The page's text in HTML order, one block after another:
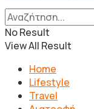
No Result
View All Result
Home
Lifestyle
Travel